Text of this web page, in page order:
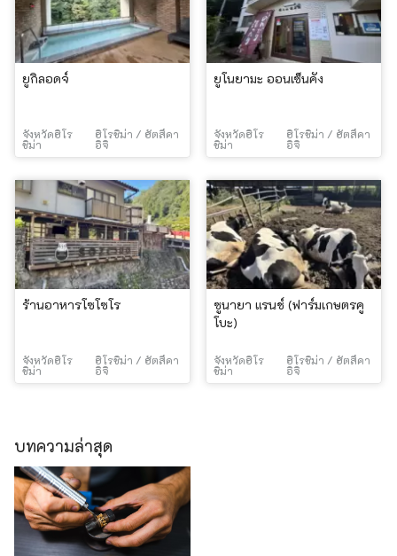
ยูกิลอดจ์
จังหวัดฮิโร
ชิม่า
ฮิโรชิม่า / ฮัตสึคา
อิจิ
ยูโนยามะ ออนเซ็นคัง
จังหวัดฮิโร
ชิม่า
ฮิโรชิม่า / ฮัตสึคา
อิจิ
ร้านอาหารโซโซโร
จังหวัดฮิโร
ชิม่า
ฮิโรชิม่า / ฮัตสึคา
อิจิ
ซูนายา แรนช์ (ฟาร์มเกษตรคู
โบะ)
จังหวัดฮิโร
ชิม่า
ฮิโรชิม่า / ฮัตสึคา
อิจิ
บทความล่าสุด